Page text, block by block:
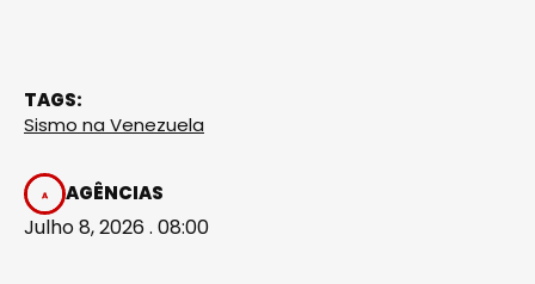
TAGS:
Sismo na Venezuela
AGÊNCIAS
Julho 8, 2026 . 08:00